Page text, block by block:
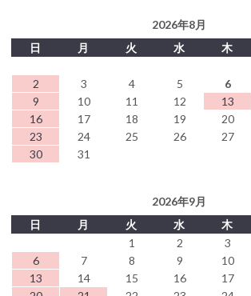
2026年8月
日
月 火 水 木
2
3 4 5 6
9
10 11 12 13
16
17 18 19 20
23
24 25 26 27
30
31
2026年9月
日
月 火 水 木
1
2 3
6
7 8 9 10
13
14 15 16 17